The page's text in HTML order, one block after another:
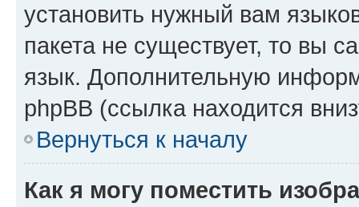
установить нужный вам
пакета не существует, то вы
язык. Дополнительную
phpBB (ссылка находится
Вернуться к началу
Как я могу поместить